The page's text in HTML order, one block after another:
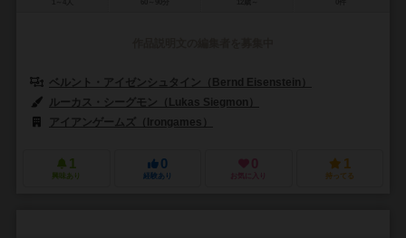
ベルント・アイゼンシュタイン（Bernd Eisenstein）
ルーカス・シーグモン（Lukas Siegmon）
アイアンゲームズ（Irongames）
1
興味あり
0
経験あり
0
お気に入り
1
持ってる